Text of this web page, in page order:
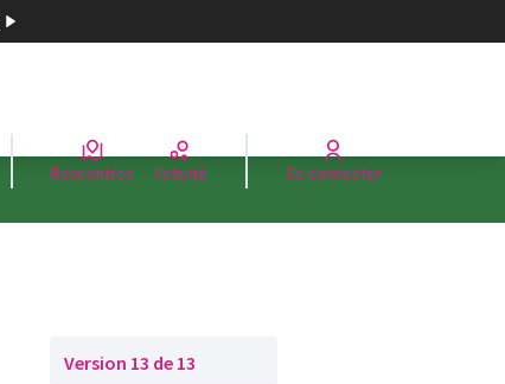
Rencontres Activité Se connecter
Version 13 de 13